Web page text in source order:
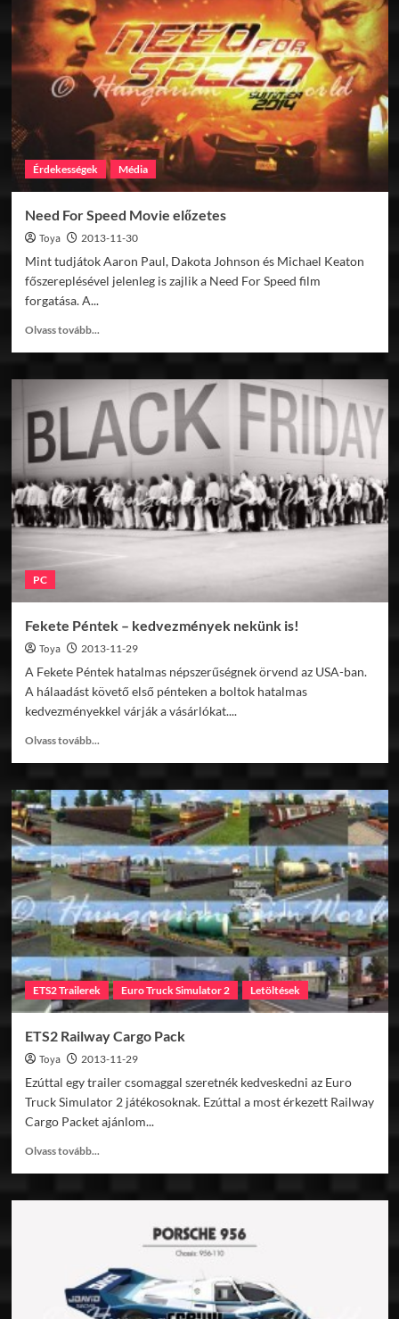
2.rész
Érdekességek Média
Need For Speed Movie előzetes
Toya 2013-11-30
Mint tudjátok Aaron Paul, Dakota Johnson és Michael Keaton
főszereplésével jelenleg is zajlik a Need For Speed film
forgatása. A...
Olvass tovább...
Need
Speed
Movie
előzetes
PC
Fekete Péntek – kedvezmények nekünk is!
Toya 2013-11-29
A Fekete Péntek hatalmas népszerűségnek örvend az USA-ban.
A hálaadást követő első pénteken a boltok hatalmas
kedvezményekkel várják a vásárlókat....
Olvass tovább...
Fekete
Péntek
kedvezmények
nekünk
is!
ETS2 Trailerek Euro Truck Simulator 2 Letöltések
ETS2 Railway Cargo Pack
Toya 2013-11-29
Ezúttal egy trailer csomaggal szeretnék kedveskedni az Euro
Truck Simulator 2 játékosoknak. Ezúttal a most érkezett Railway
Cargo Packet ajánlom...
Olvass tovább...
ETS2